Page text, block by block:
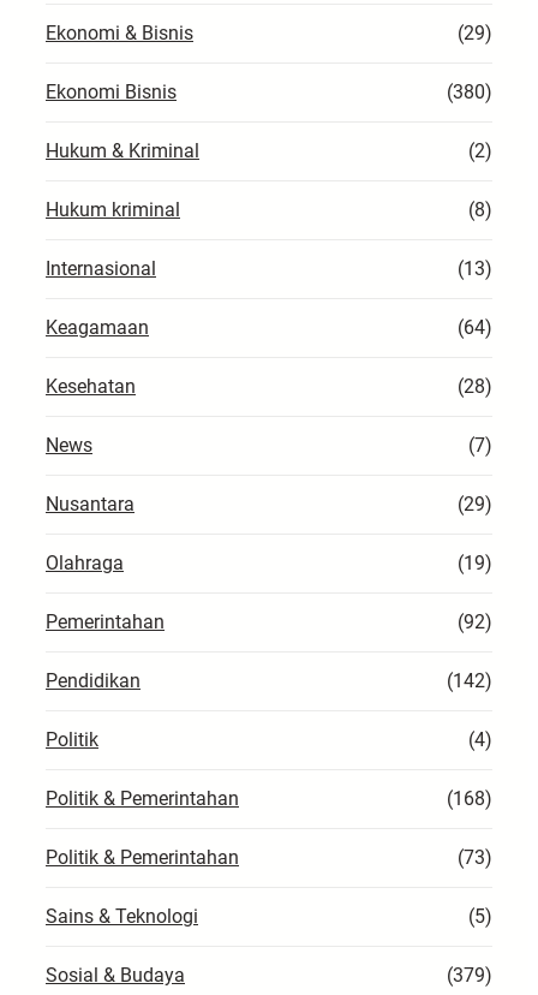
Ekonomi & Bisnis (29)
Ekonomi Bisnis (380)
Hukum & Kriminal (2)
Hukum kriminal (8)
Internasional (13)
Keagamaan (64)
Kesehatan (28)
News (7)
Nusantara (29)
Olahraga (19)
Pemerintahan (92)
Pendidikan (142)
Politik (4)
Politik & Pemerintahan (168)
Politik & Pemerintahan (73)
Sains & Teknologi (5)
Sosial & Budaya (379)